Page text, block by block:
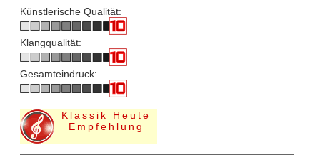
Künstlerische Qualität:
Klangqualität:
Gesamteindruck:
Klassik Heute
Empfehlung